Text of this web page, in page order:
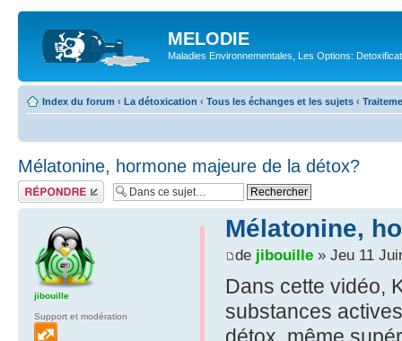
MELODIE
Maladies Environnementales, Les Options:
Index du forum ‹ La détoxication ‹ Tous les échanges et les sujets ‹
Mélatonine, hormone majeure de la détox?
Répondre
Mélatonine,
de jibouille» Jeu 11
Dans cette vidéo,
substances
détox, même
jibouille
Support et modération